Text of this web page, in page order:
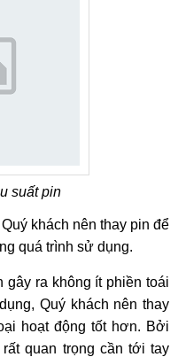
suất pin
khách nên thay pin để
quá trình sử dụng.
gây ra không ít phiền toái
Quý khách nên thay
hoạt động tốt hơn. Bởi
quan trọng cần tới tay